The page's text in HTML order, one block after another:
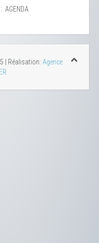
:: AGENDA
| Réalisation: Agence